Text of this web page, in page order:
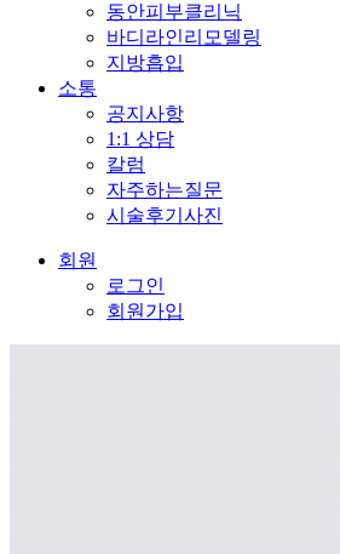
동안피부클리닉
바디라인리모델링
지방흡입
소통
공지사항
1:1 상담
칼럼
자주하는질문
시술후기사진
회원
로그인
회원가입